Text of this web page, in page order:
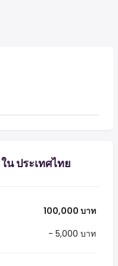
ประเทศไทย
100,000 บาท
- 5,000 บาท